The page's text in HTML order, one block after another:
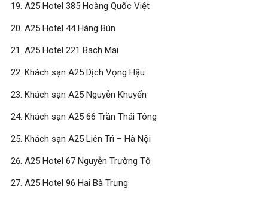
A25 Hotel 385 Hoàng Quốc Việt
A25 Hotel 44 Hàng Bún
A25 Hotel 221 Bạch Mai
Khách sạn A25 Dịch Vọng Hậu
Khách sạn A25 Nguyễn Khuyến
Khách sạn A25 66 Trần Thái Tông
Khách sạn A25 Liên Trì – Hà Nội
A25 Hotel 67 Nguyễn Trường Tộ
A25 Hotel 96 Hai Bà Trưng